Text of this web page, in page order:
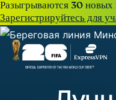
Разыгрываются 30
Зарегистрируйтесь для